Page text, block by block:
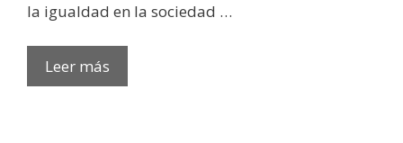
la igualdad en la sociedad …
Leer más
Edición